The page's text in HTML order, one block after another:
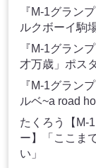
『M-1グラン
ルクボーイ駒
『M-1グラン
才万歳」ポス
『M-1グラン
ルベ~a road
たくろう【M-
ー】「ここま
い」